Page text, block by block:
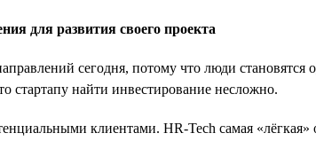
для развития своего проекта
сегодня, потому что люди
стартапу найти инвестирование несложно.
клиентами. HR-Tech самая «лёгкая»